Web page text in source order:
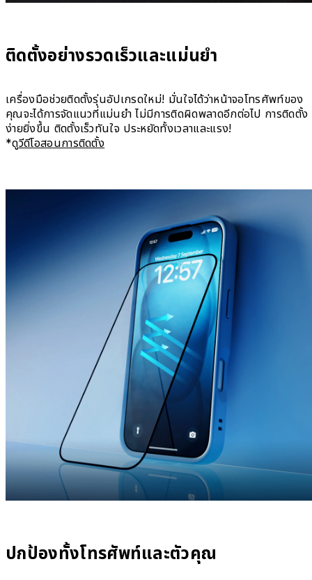
ติดตั้งอย่างรวดเร็วและแม่นยำ
เครื่องมือช่วยติดตั้งรุ่นอัปเกรดใหม่! มั่นใจได้ว่าหน้าจอโทรศัพท์ของ
คุณจะได้การจัดแนวที่แม่นยำ ไม่มีการติดผิดพลาดอีกต่อไป การติดตั้ง
ง่ายยิ่งขึ้น ติดตั้งเร็วทันใจ ประหยัดทั้งเวลาและแรง!
*ดูวีดีโอสอนการติดตั้ง
ปกป้องทั้งโทรศัพท์และตัวคุณ